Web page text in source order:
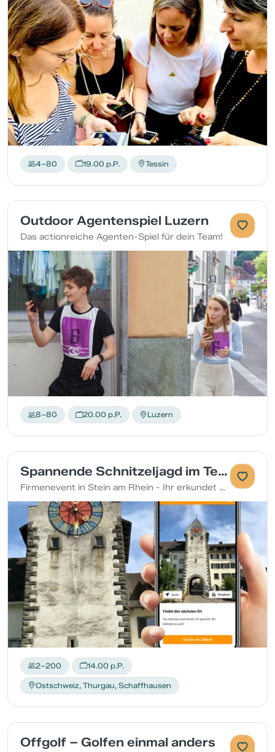
4–80 19.00 p.P. Tessin
Outdoor Agentenspiel Luzern
Das actionreiche Agenten-Spiel für dein Team!
8–80 20.00 p.P. Luzern
Spannende Schnitzeljagd im Team in Stein am Rhein
Firmenevent in Stein am Rhein - Ihr erkundet die Gemeinde zu Fuss und stärkt gleichzeitig eure Teamkompetenzen. Löst verschiedene Arten von Aufgaben und sammelt Punkte für euer Team.
2–200 14.00 p.P.
Ostschweiz, Thurgau, Schaffhausen
Offgolf – Golfen einmal anders